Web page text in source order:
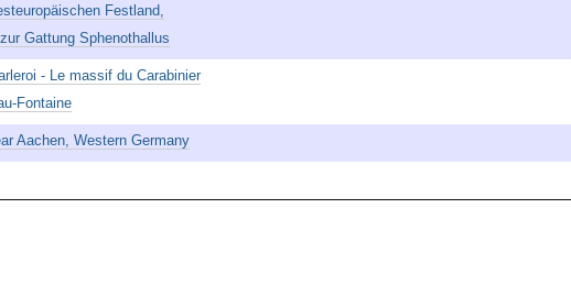
Festland,
Gattung Sphenothallus
- Le massif du Carabinier
Fontaine
Aachen, Western Germany